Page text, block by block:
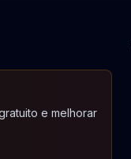
e melhorar